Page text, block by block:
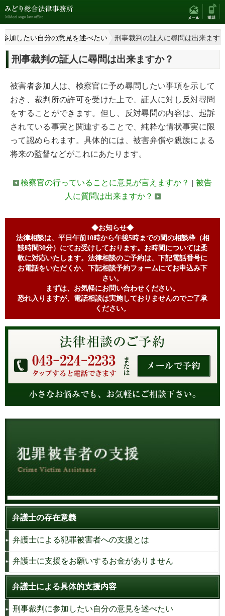
参加したい自分の意見を述べたい 刑事裁判の証人に尋問は出来ます
刑事裁判の証人に尋問は出来ますか？
被害者参加人は、検察官に予め尋問したい事項を示して
おき、裁判所の許可を受けた上で、証人に対し反対尋問
をすることができます。但し、反対尋問の内容は、起訴
されている事実と関連することで、純粋な情状事実に限
って認められます。具体的には、被害弁償や親族による
将来の監督などがこれにあたります。
検察官の行っていることに意見が言えますか？ | 被告
人に質問は出来ますか？
◆お知らせ◆
法律相談は、平日午前10時から午後5時までの間の相談枠（相
談時間30分）にてお受けしております。お時間については柔
軟に対応いたします。法律相談のご予約は、下記電話番号に
お電話をいただくか、下記相談予約フォームにてお申込み下
さい。
まずは、お気軽にお問い合わせください。
恐れ入りますが、電話相談は実施しておりませんのでご了承
ください。
弁護士の存在意義
弁護士による犯罪被害者への支援とは
弁護士に支援をお願いするお金がありません
弁護士による具体的支援内容
刑事裁判に参加したい自分の意見を述べたい